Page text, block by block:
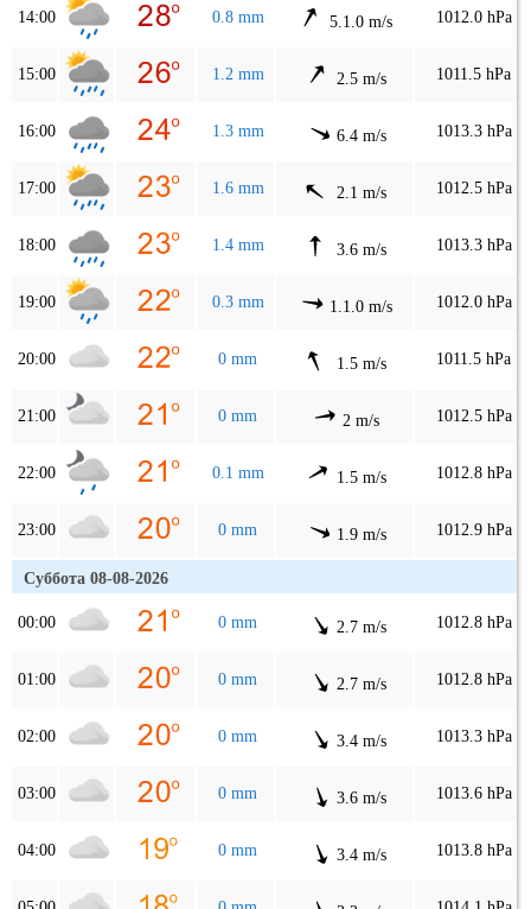
14:00 0.8 mm 5.1.0 m/s 1012.0 hPa
15:00 1.2 mm 2.5 m/s 1011.5 hPa
16:00 1.3 mm 6.4 m/s 1013.3 hPa
17:00 1.6 mm 2.1 m/s 1012.5 hPa
18:00 1.4 mm 3.6 m/s 1013.3 hPa
19:00 0.3 mm 1.1.0 m/s 1012.0 hPa
20:00 0 mm 1.5 m/s 1011.5 hPa
21:00 0 mm 2 m/s 1012.5 hPa
22:00 0.1 mm 1.5 m/s 1012.8 hPa
23:00 0 mm 1.9 m/s 1012.9 hPa
Суббота 08-08-2026
00:00 0 mm 2.7 m/s 1012.8 hPa
01:00 0 mm 2.7 m/s 1012.8 hPa
02:00 0 mm 3.4 m/s 1013.3 hPa
03:00 0 mm 3.6 m/s 1013.6 hPa
04:00 0 mm 3.4 m/s 1013.8 hPa